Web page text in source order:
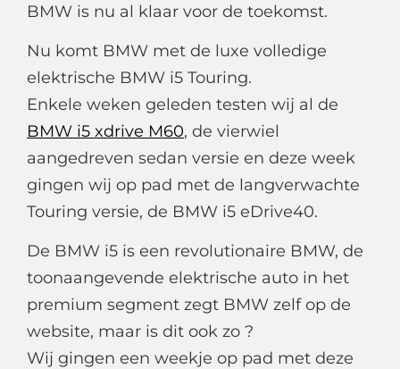
BMW is nu al klaar voor de toekomst.
Nu komt BMW met de luxe volledige
elektrische BMW i5 Touring.
Enkele weken geleden testen wij al de
BMW i5 xdrive M60, de vierwiel
aangedreven sedan versie en deze week
gingen wij op pad met de langverwachte
Touring versie, de BMW i5 eDrive40.
De BMW i5 is een revolutionaire BMW, de
toonaangevende elektrische auto in het
premium segment zegt BMW zelf op de
website, maar is dit ook zo ?
Wij gingen een weekje op pad met deze